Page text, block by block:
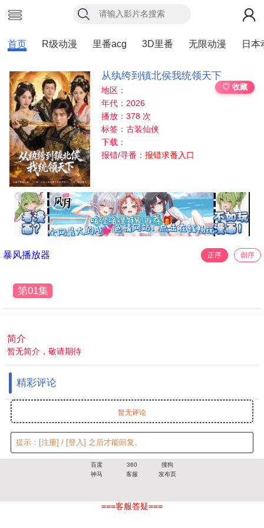
首页 R级动漫 里番acg 3D里番 无限动漫 日本
从纨绔到镇北侯我统领天下
♡ 收藏
地区：
年代：2026
播放：378 次
标签：古装仙侠
下载：
报错/寻番：报错求番入口
暴风播放器 正序 倒序
第01集
简介
暂无简介，敬请期待
精彩评论
暂无评论
提示： [注册] / [登入] 之后才能回复。
百度 360
搜狗
神马
客服 发布页
===客服答疑===